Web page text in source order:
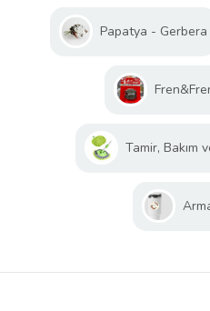
Papatya - Gerbera
Tamir, Bakım